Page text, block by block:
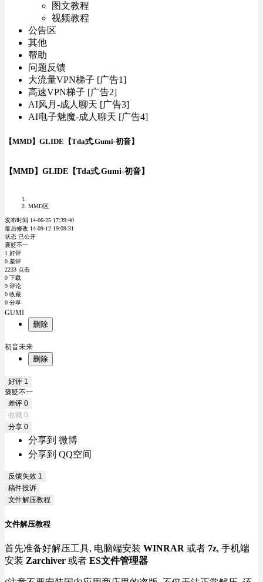
图文教程
视频教程
公告区
其他
帮助
问题反馈
大流量VPN梯子 [广告1]
高速VPN梯子 [广告2]
AI风月-成人聊天 [广告3]
AI电子魅魔-成人聊天 [广告4]
【MMD】GLIDE【Tda式.Gumi-初音】
【MMD】GLIDE【Tda式.Gumi-初音】
MMD区
发布时间 14-06-25 17:39:40
最后修改 14-09-12 19:09:31
状态 已公开
褒贬不一
1 好评
0 差评
2233 点击
0 下载
9 评论
0 收藏
0 分享
GUMI
删除
初音未来
删除
好评 1
褒贬不一
差评 0
收藏 0
分享 0
分享到 微博
分享到 QQ空间
反馈失效 1
稿件投诉
文件解压教程
文件解压教程
首先准备好解压工具, 电脑端安装 WINRAR 或者 7z, 手机端
安装 Zarchiver 或者 ES文件管理器